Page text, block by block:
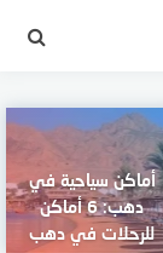
أماكن سياحية في
دهب: 6 أماكن
للرحلات في دهب